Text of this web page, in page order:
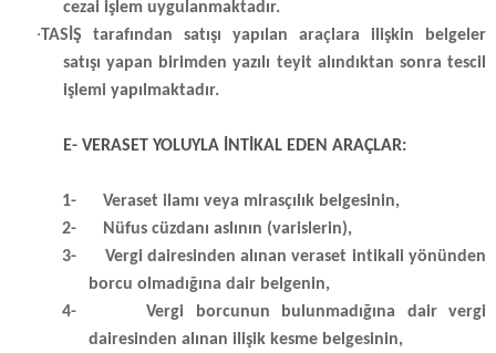
cezai işlem uygulanmaktadır.
·TASİŞ tarafından satışı yapılan araçlara ilişkin belgeler
satışı yapan birimden yazılı teyit alındıktan sonra tescil
işlemi yapılmaktadır.
E- VERASET YOLUYLA İNTİKAL EDEN ARAÇLAR:
1-
Veraset ilamı veya mirasçılık belgesinin,
2-
Nüfus cüzdanı aslının (varislerin),
3-
Vergi dairesinden alınan veraset intikali yönünden
borcu olmadığına dair belgenin,
4-
Vergi borcunun bulunmadığına dair vergi
dairesinden alınan ilişik kesme belgesinin,